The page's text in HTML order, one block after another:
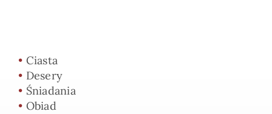
• Ciasta
• Desery
• Śniadania
• Obiad